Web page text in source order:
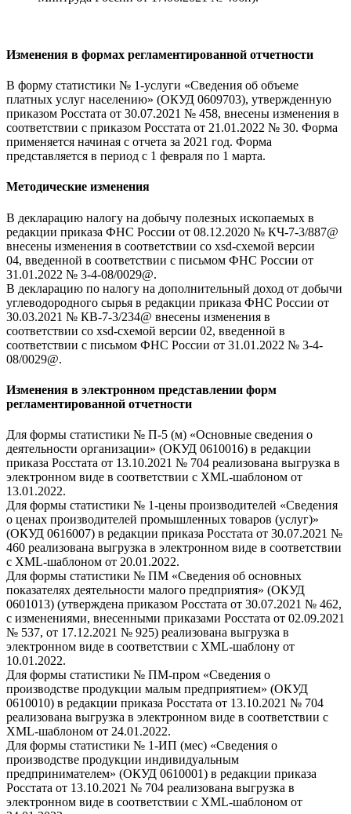
Изменения в формах регламентированной отчетности
В форму статистики № 1-услуги «Сведения об объеме
платных услуг населению» (ОКУД 0609703), утвержденную
приказом Росстата от 30.07.2021 № 458, внесены изменения в
соответствии с приказом Росстата от 21.01.2022 № 30. Форма
применяется начиная с отчета за 2021 год. Форма
представляется в период с 1 февраля по 1 марта.
Методические изменения
В декларацию налогу на добычу полезных ископаемых в
редакции приказа ФНС России от 08.12.2020 № КЧ-7-3/887@
внесены изменения в соответствии со xsd-схемой версии
04, введенной в соответствии с письмом ФНС России от
31.01.2022 № 3-4-08/0029@.
В декларацию по налогу на дополнительный доход от добычи
углеводородного сырья в редакции приказа ФНС России от
30.03.2021 № КВ-7-3/234@ внесены изменения в
соответствии со xsd-схемой версии 02, введенной в
соответствии с письмом ФНС России от 31.01.2022 № 3-4-
08/0029@.
Изменения в электронном представлении форм
регламентированной отчетности
Для формы статистики № П-5 (м) «Основные сведения о
деятельности организации» (ОКУД 0610016) в редакции
приказа Росстата от 13.10.2021 № 704 реализована выгрузка в
электронном виде в соответствии с XML-шаблоном от
13.01.2022.
Для формы статистики № 1-цены производителей «Сведения
о ценах производителей промышленных товаров (услуг)»
(ОКУД 0616007) в редакции приказа Росстата от 30.07.2021 №
460 реализована выгрузка в электронном виде в соответствии
с XML-шаблоном от 20.01.2022.
Для формы статистики № ПМ «Сведения об основных
показателях деятельности малого предприятия» (ОКУД
0601013) (утверждена приказом Росстата от 30.07.2021 № 462,
с изменениями, внесенными приказами Росстата от 02.09.2021
№ 537, от 17.12.2021 № 925) реализована выгрузка в
электронном виде в соответствии с XML-шаблону от
10.01.2022.
Для формы статистики № ПМ-пром «Сведения о
производстве продукции малым предприятием» (ОКУД
0610010) в редакции приказа Росстата от 13.10.2021 № 704
реализована выгрузка в электронном виде в соответствии с
XML-шаблоном от 24.01.2022.
Для формы статистики № 1-ИП (мес) «Сведения о
производстве продукции индивидуальным
предпринимателем» (ОКУД 0610001) в редакции приказа
Росстата от 13.10.2021 № 704 реализована выгрузка в
электронном виде в соответствии с XML-шаблоном от